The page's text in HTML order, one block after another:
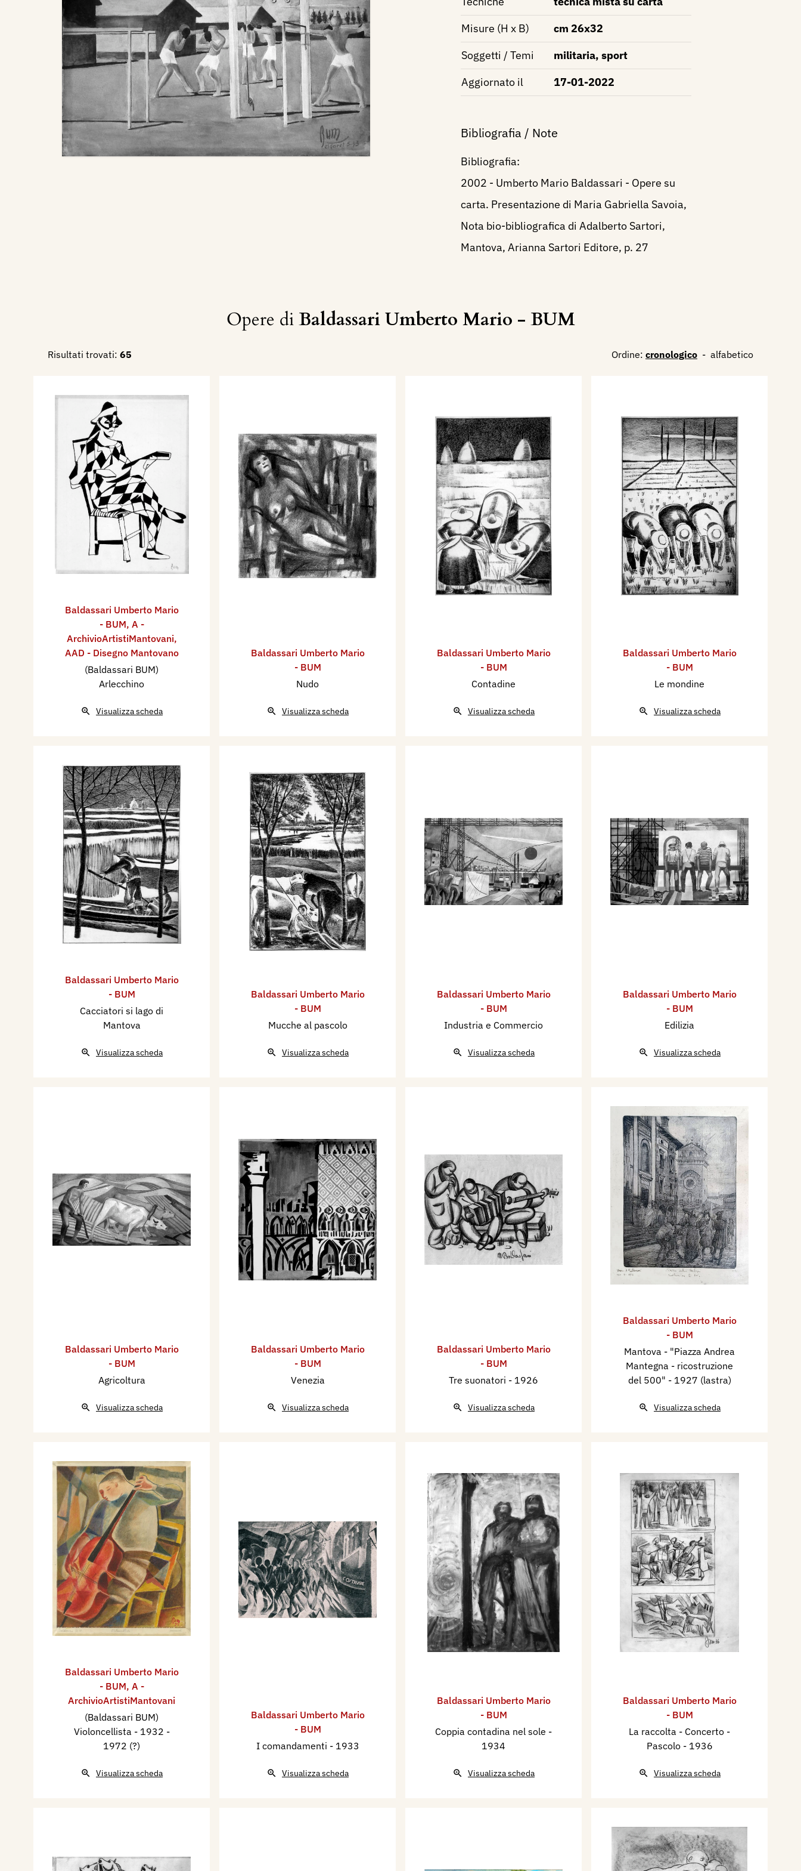
Misure (H x B)
cm 26x32
Soggetti / Temi
militaria, sport
Aggiornato il
17-01-2022
Bibliografia / Note
Bibliografia:
2002 - Umberto Mario Baldassari - Opere su
carta. Presentazione di Maria Gabriella Savoia,
Nota bio-bibliografica di Adalberto Sartori,
Mantova, Arianna Sartori Editore, p. 27
Opere diBaldassari Umberto Mario - BUM
Risultati trovati: 65 Ordine: cronologico - alfabetico
Baldassari Umberto Mario
- BUM, A -
ArchivioArtistiMantovani,
AAD - Disegno Mantovano
(Baldassari BUM)
Arlecchino
Visualizza scheda
Baldassari Umberto Mario
- BUM
Nudo
Visualizza scheda
Baldassari Umberto Mario
- BUM
Contadine
Visualizza scheda
Baldassari Umberto Mario
- BUM
Le mondine
Visualizza scheda
Baldassari Umberto Mario
- BUM
Cacciatori si lago di
Mantova
Visualizza scheda
Baldassari Umberto Mario
- BUM
Mucche al pascolo
Visualizza scheda
Baldassari Umberto Mario
- BUM
Industria e Commercio
Visualizza scheda
Baldassari Umberto Mario
- BUM
Edilizia
Visualizza scheda
Baldassari Umberto Mario
- BUM
Agricoltura
Visualizza scheda
Baldassari Umberto Mario
- BUM
Venezia
Visualizza scheda
Baldassari Umberto Mario
- BUM
Tre suonatori - 1926
Visualizza scheda
Baldassari Umberto Mario
- BUM
Mantova - "Piazza Andrea
Mantegna - ricostruzione
del 500" - 1927 (lastra)
Visualizza scheda
Baldassari Umberto Mario
- BUM, A -
ArchivioArtistiMantovani
(Baldassari BUM)
Violoncellista - 1932 -
1972 (?)
Visualizza scheda
Baldassari Umberto Mario
- BUM
I comandamenti - 1933
Visualizza scheda
Baldassari Umberto Mario
- BUM
Coppia contadina nel sole -
1934
Visualizza scheda
Baldassari Umberto Mario
- BUM
La raccolta - Concerto -
Pascolo - 1936
Visualizza scheda